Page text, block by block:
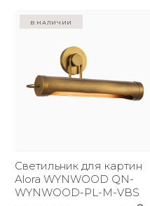
в наличии
Светильник для картин
Alora WYNWOOD QN-
WYNWOOD-PL-M-VBS